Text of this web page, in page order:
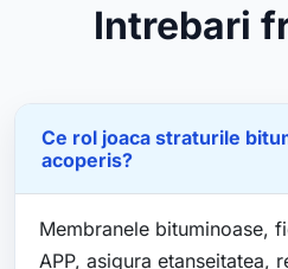
Intrebari
Ce rol joaca straturile
acoperis?
Membranele bituminoase,
APP, asigura etanseitatea,